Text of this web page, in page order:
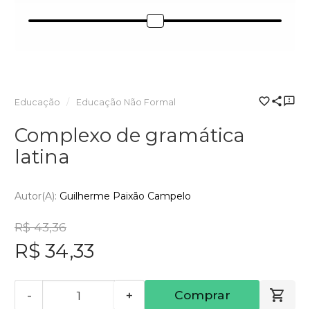
Educação Educação Não Formal
Complexo de gramática
latina
Autor(a): Guilherme Paixão Campelo
R$ 43,36
R$ 34,33
- + Comprar